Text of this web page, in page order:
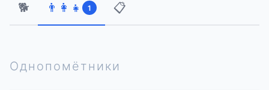
🐕 👨‍👩‍👧 1 📋
Однопомётники